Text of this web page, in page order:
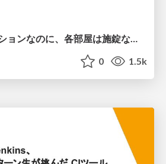
オートロックマンションなのに、各部屋は施錠なし！？ 攻撃者が組織内ネットワークで大暴れする理由 / The Front Door Is Locked, but the Rooms Are Wide Open: Why Attackers Move Freely Inside Enterprise Networks
0 1.5k